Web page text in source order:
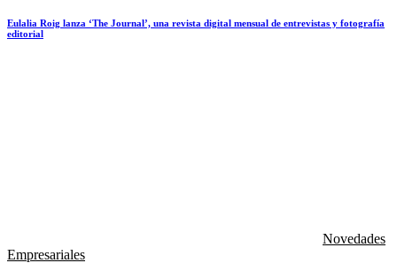
Eulalia Roig lanza ‘The Journal’, una revista digital mensual de entrevistas y fotografía
editorial
Novedades
Empresariales